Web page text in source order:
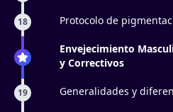
18 Protocolo de
Envejecimiento
y Correctivos
19
Generalidades y